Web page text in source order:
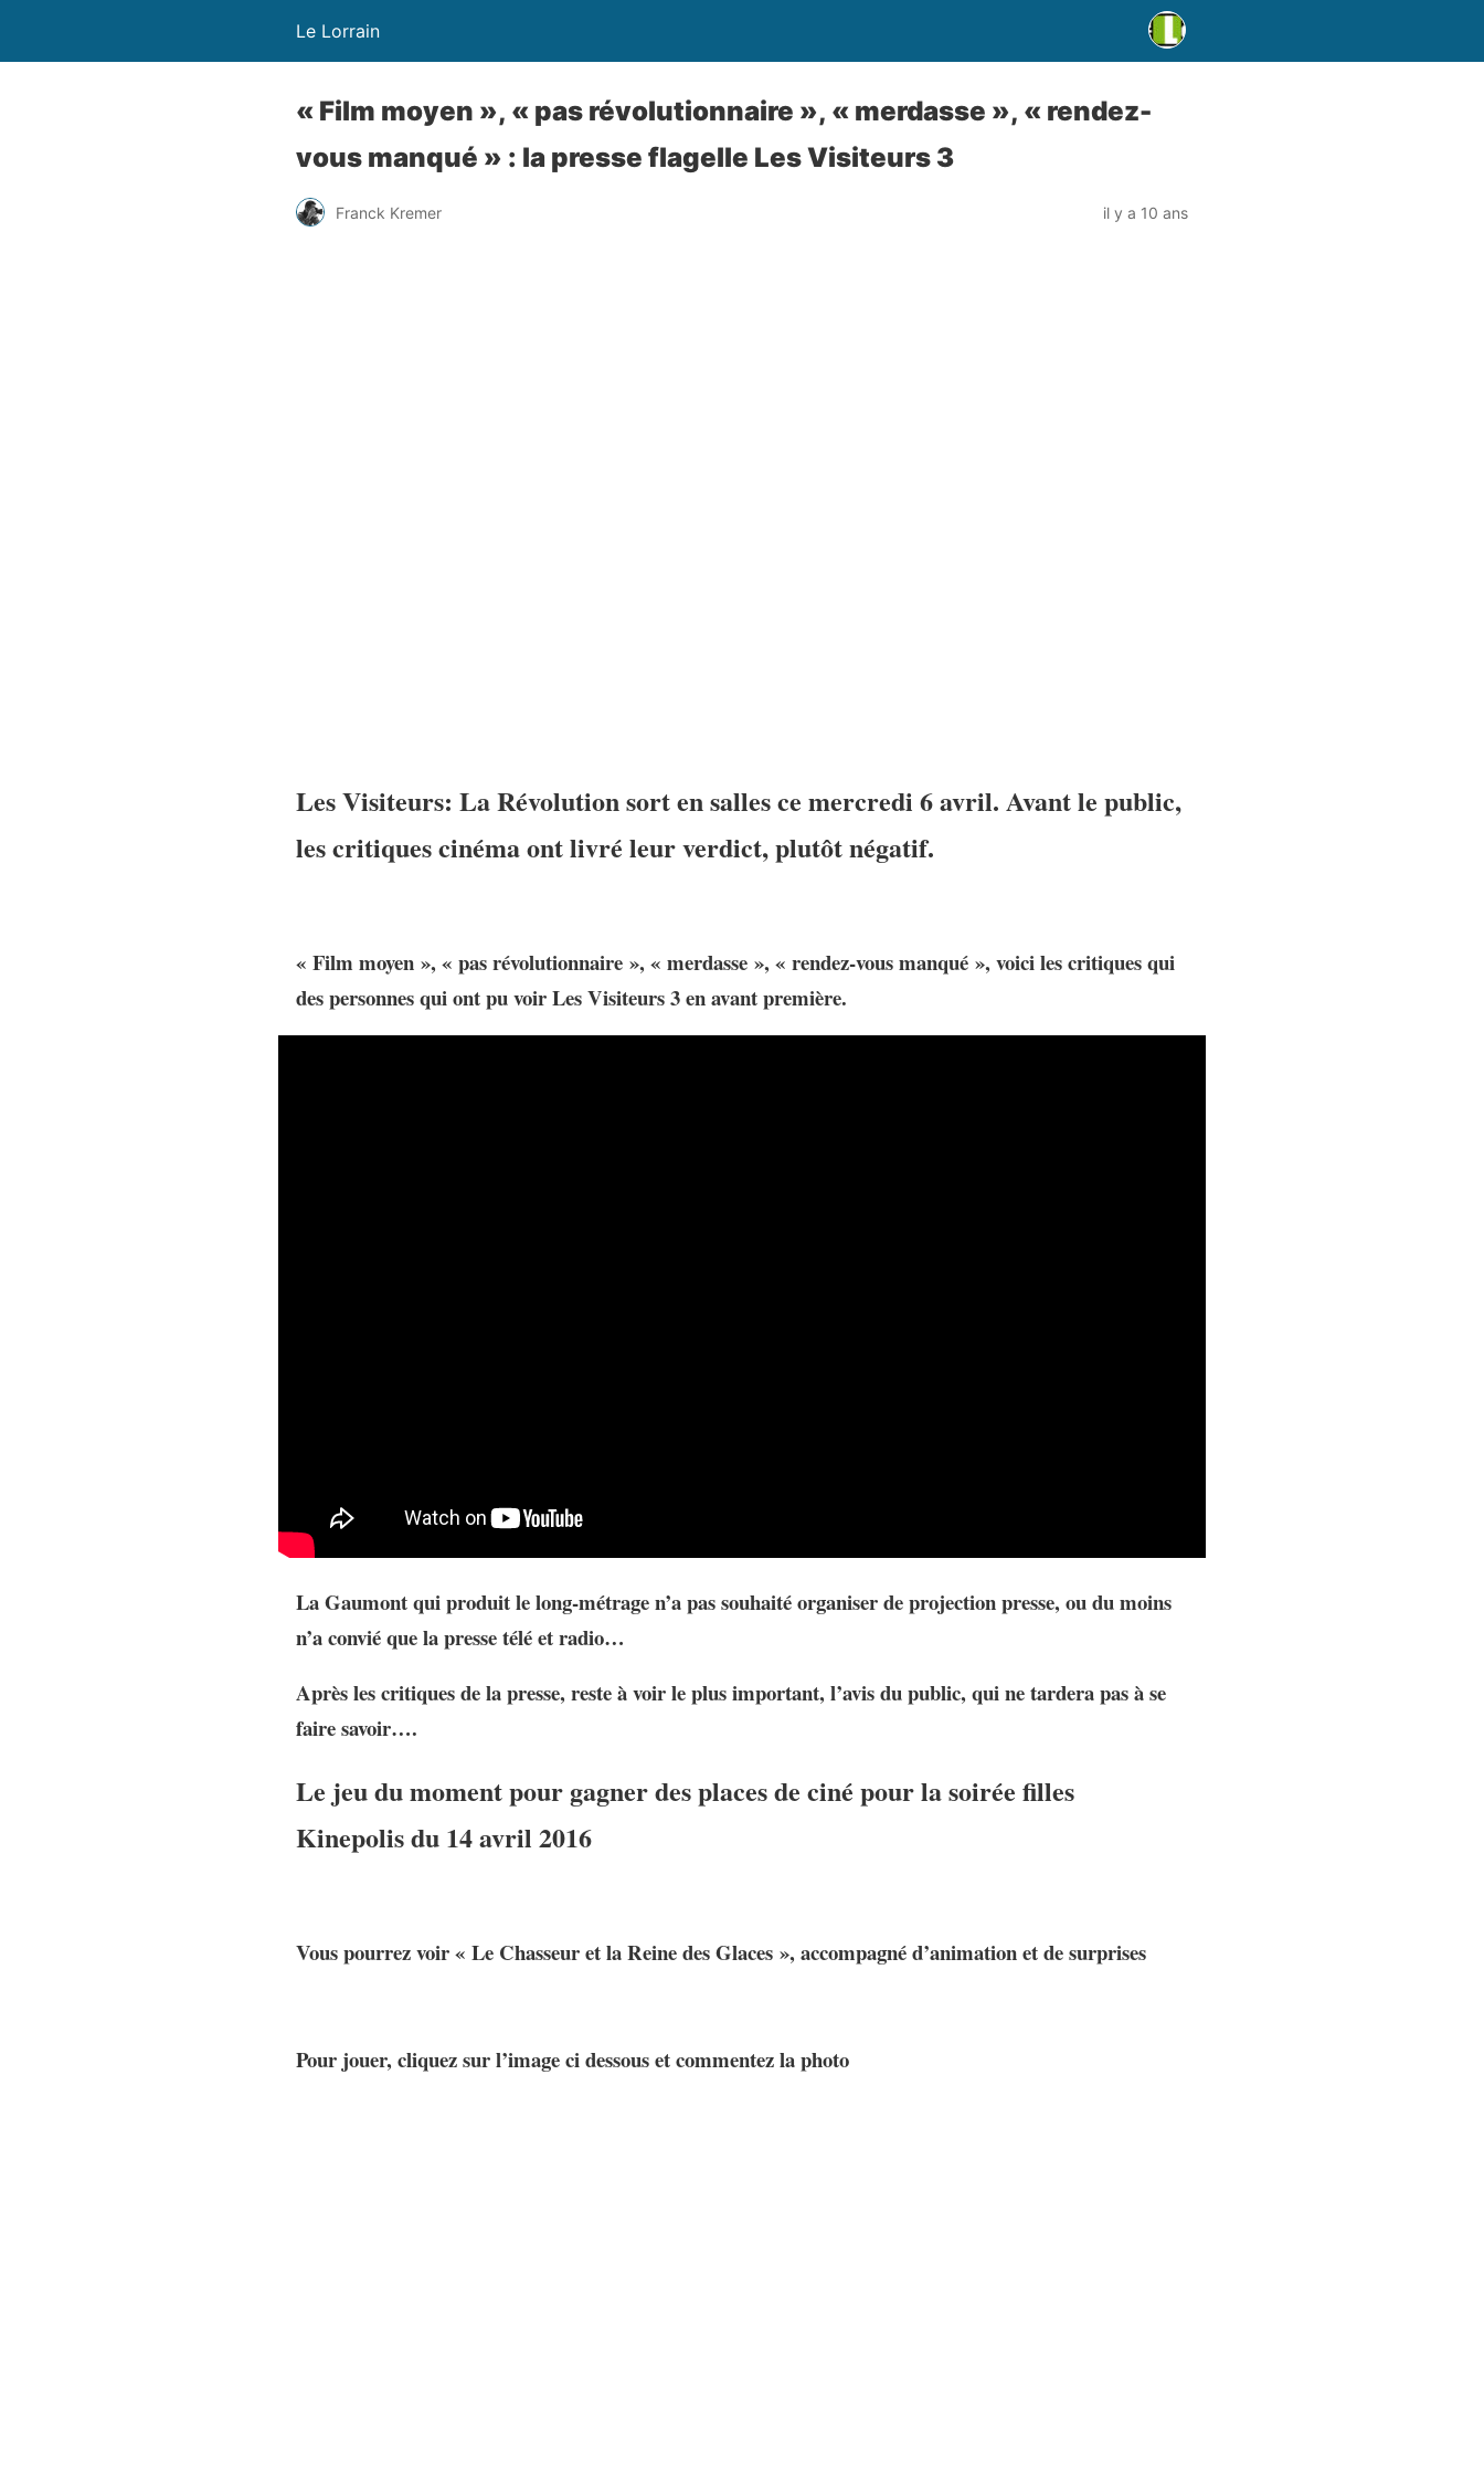
Le Lorrain
« Film moyen », « pas révolutionnaire », « merdasse », « rendez-
vous manqué » : la presse flagelle Les Visiteurs 3
Franck Kremer il y a 10 ans
Les Visiteurs: La Révolution sort en salles ce mercredi 6 avril. Avant le public,
les critiques cinéma ont livré leur verdict, plutôt négatif.
« Film moyen », « pas révolutionnaire », « merdasse », « rendez-vous manqué », voici les critiques qui
des personnes qui ont pu voir Les Visiteurs 3 en avant première.
La Gaumont qui produit le long-métrage n’a pas souhaité organiser de projection presse, ou du moins
n’a convié que la presse télé et radio…
Après les critiques de la presse, reste à voir le plus important, l’avis du public, qui ne tardera pas à se
faire savoir….
Le jeu du moment pour gagner des places de ciné pour la soirée filles
Kinepolis du 14 avril 2016
Vous pourrez voir « Le Chasseur et la Reine des Glaces », accompagné d’animation et de surprises
Pour jouer, cliquez sur l’image ci dessous et commentez la photo